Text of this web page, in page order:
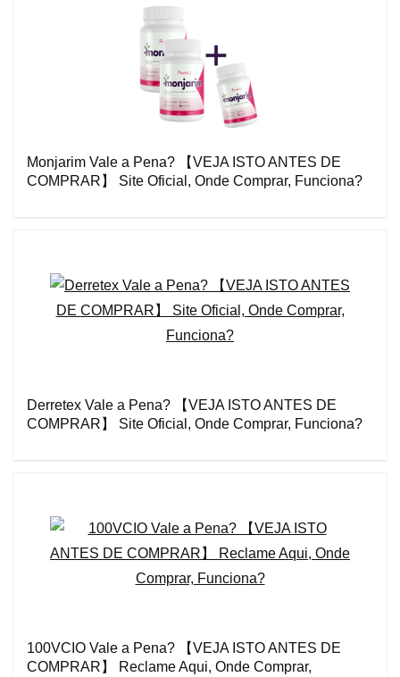
Monjarim Vale a Pena? 【VEJA ISTO ANTES DE
COMPRAR】 Site Oficial, Onde Comprar, Funciona?
Derretex Vale a Pena? 【VEJA ISTO ANTES DE
COMPRAR】 Site Oficial, Onde Comprar, Funciona?
100VCIO Vale a Pena? 【VEJA ISTO ANTES DE
COMPRAR】 Reclame Aqui, Onde Comprar,